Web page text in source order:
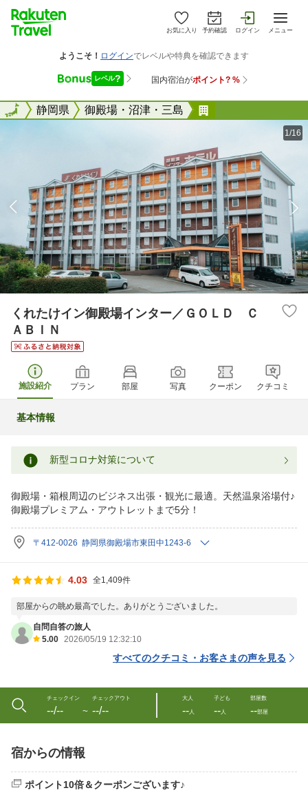
お気に入り 予約確認 ログイン メニュー
全国静岡県 御殿場・沼津・三島
全国
1/16
くれたけイン御殿場インター／ＧＯＬＤ Ｃ
ＡＢＩＮ
施設紹介 プラン 部屋 写真 クーポン クチコミ
基本情報
新型コロナ対策について
御殿場・箱根周辺のビジネス出張・観光に最適。天然温泉浴場付♪
御殿場プレミアム・アウトレットまで5分！
〒412-0026 静岡県御殿場市東田中1243-6
4.03 全1,409件
部屋からの眺め最高でした。ありがとうございました。
自問自答の旅人
5.00 2026/05/19 12:32:10
すべてのクチコミ・お客さまの声を見る
チェックイン
--/-- 〜
チェックアウト
--/--
大人
--人
子ども
--人
部屋数
--部屋
宿からの情報
ポイント10倍＆クーポンございます♪